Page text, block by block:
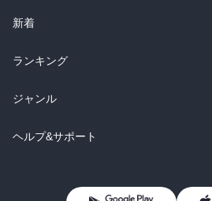
ラノベ
雑誌・グラビア
BL・TL
総合
ラノベ
雑誌・グラビア
BL・TL
新着
総合
ラノベ
雑誌・グラビア
ランキング
総合
ラノベ
ジャンル
コミック
ヘルプ&サポート